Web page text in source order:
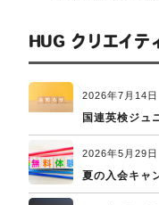
HUG クリエイテ
2026年7月14日
国連英検ジュ
2026年5月29日
夏の入会キャ